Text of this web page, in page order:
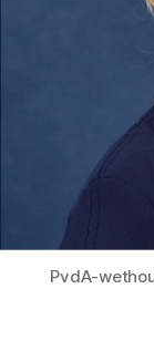
PvdA-